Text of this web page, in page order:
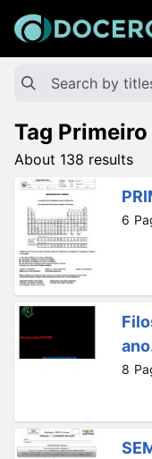
Tag Primeiro
About 138 results
6
8